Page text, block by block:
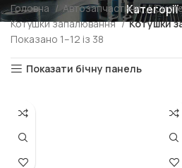
Категорії
Головна Автозапчастини
Котушки запалювання
Котушки
Показано 1–12 із 38
Показати бічну панель